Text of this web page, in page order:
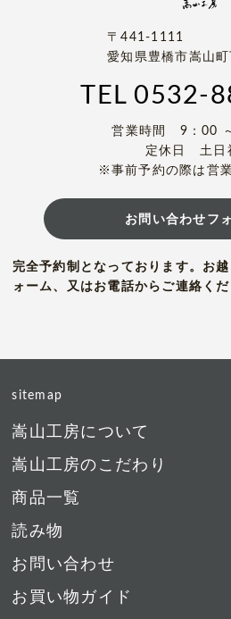
〒441-1111
愛知県豊橋市嵩山
TEL0532-
営業時間 9：00
定休日 土日
※事前予約の際は営
お問い合わせフ
完全予約制となっております。お
ォーム、又はお電話からご連絡くだ
sitemap
嵩山工房について
嵩山工房のこだわり
商品一覧
読み物
お問い合わせ
お買い物ガイド